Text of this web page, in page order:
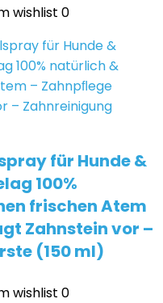
wishlist 0
für Hunde &
100%
frischen Atem
Zahnstein vor –
(150 ml)
wishlist 0